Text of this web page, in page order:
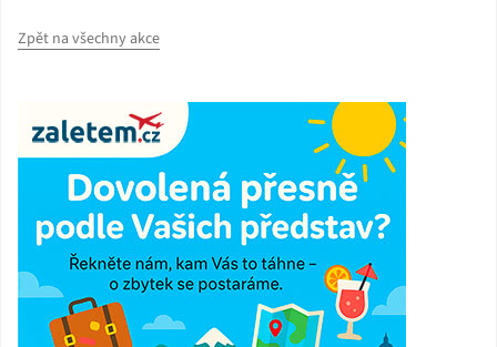
Zpět na všechny akce